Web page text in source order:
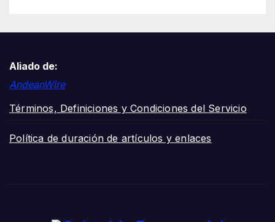
Aliado de:
AndeanWire
Términos, Definiciones y Condiciones del Servicio
Política de duración de artículos y enlaces